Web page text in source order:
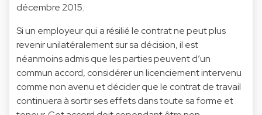
décembre 2015.
Si un employeur qui a résilié le contrat ne peut plus
revenir unilatéralement sur sa décision, il est
néanmoins admis que les parties peuvent d’un
commun accord, considérer un licenciement intervenu
comme non avenu et décider que le contrat de travail
continuera à sortir ses effets dans toute sa forme et